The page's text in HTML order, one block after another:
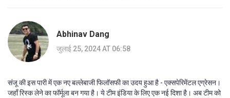
Abhinav Dang
जुलाई 25, 2024 AT 06:58
संजू की इस पारी में एक नए बल्लेबाजी फिलॉसफी का उदय हुआ है - एक्सपेरिमेंटल एग्रेसन।
जहाँ रिस्क लेने का फॉर्मूला बन गया है। ये टीम इंडिया के लिए एक नई दिशा है। अब टीम को